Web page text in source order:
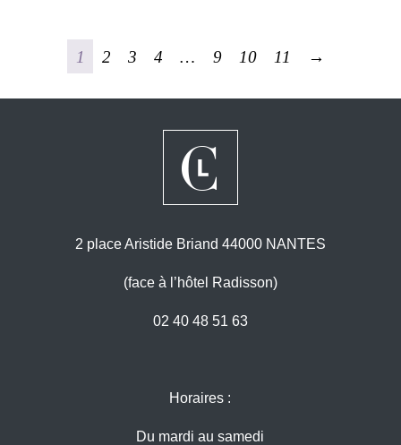
1 2 3 4 … 9 10 11 →
2 place Aristide Briand 44000 NANTES
(face à l’hôtel Radisson)
02 40 48 51 63
Horaires :
Du mardi au samedi